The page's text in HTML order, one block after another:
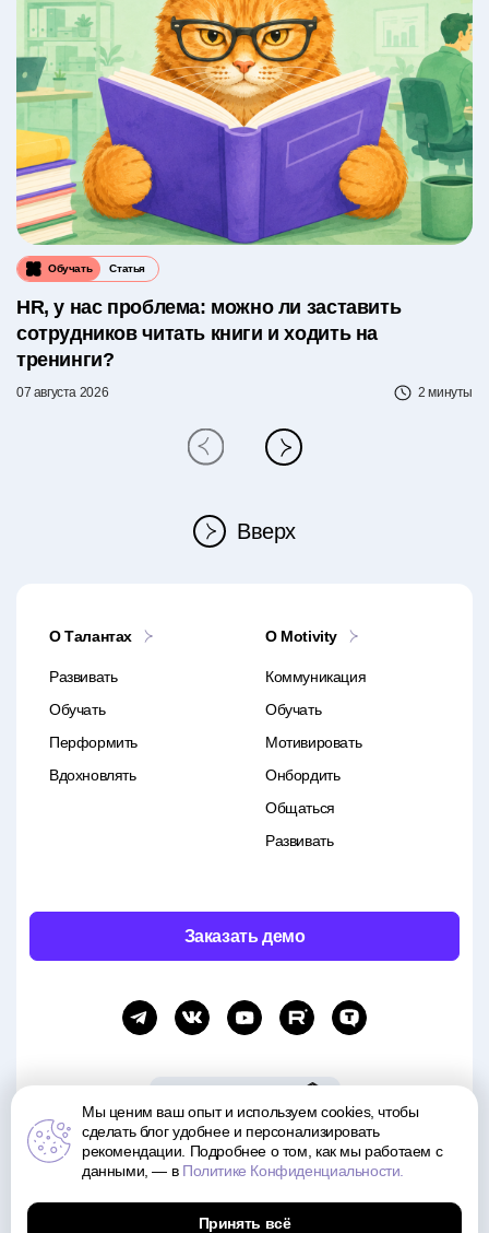
Обучать Статья
HR, у нас проблема: можно ли заставить
сотрудников читать книги и ходить на
тренинги?
07 августа 2026 2 минуты
Вверх
О Талантах
Развивать
Обучать
Перформить
Вдохновлять
O Motivity
Коммуникация
Обучать
Мотивировать
Онбордить
Общаться
Развивать
Заказать демо
Все права и материалы принадлежат Motivity. Копирование и распространение материалов
возможно только с указанием источника.
© 2015—2026 Motivity
Мы ценим ваш опыт и используем cookies, чтобы
сделать блог удобнее и персонализировать
рекомендации. Подробнее о том, как мы работаем с
данными, — в Политике Конфиденциальности.
Принять всё